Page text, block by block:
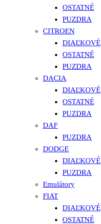
OSTATNÉ
PUZDRA
CITROEN
DIAĽKOVÉ
OSTATNÉ
PUZDRA
DACIA
DIAĽKOVÉ
OSTATNÉ
PUZDRA
DAF
PUZDRA
DODGE
DIAĽKOVÉ
PUZDRA
Emulátory
FIAT
DIAĽKOVÉ
OSTATNÉ